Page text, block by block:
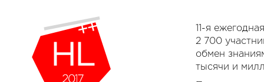
11-я
2 700
обмен
тысячи и